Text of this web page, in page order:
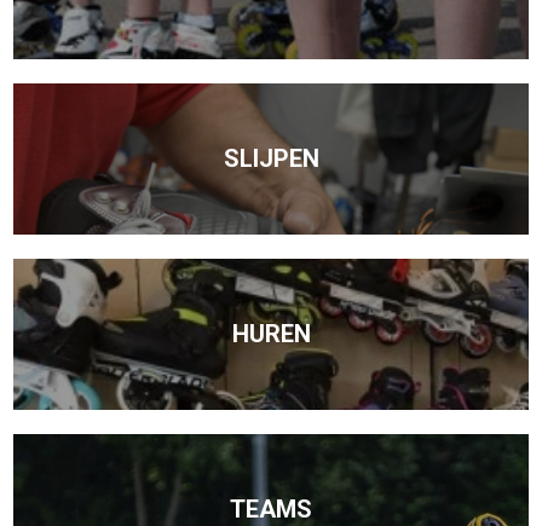
SLIJPEN
HUREN
TEAMS